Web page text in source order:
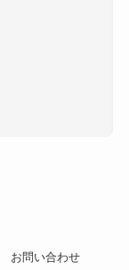
お問い合わせ